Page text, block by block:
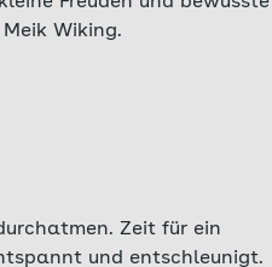
Wiking.
Zeit für ein
und entschleunigt.